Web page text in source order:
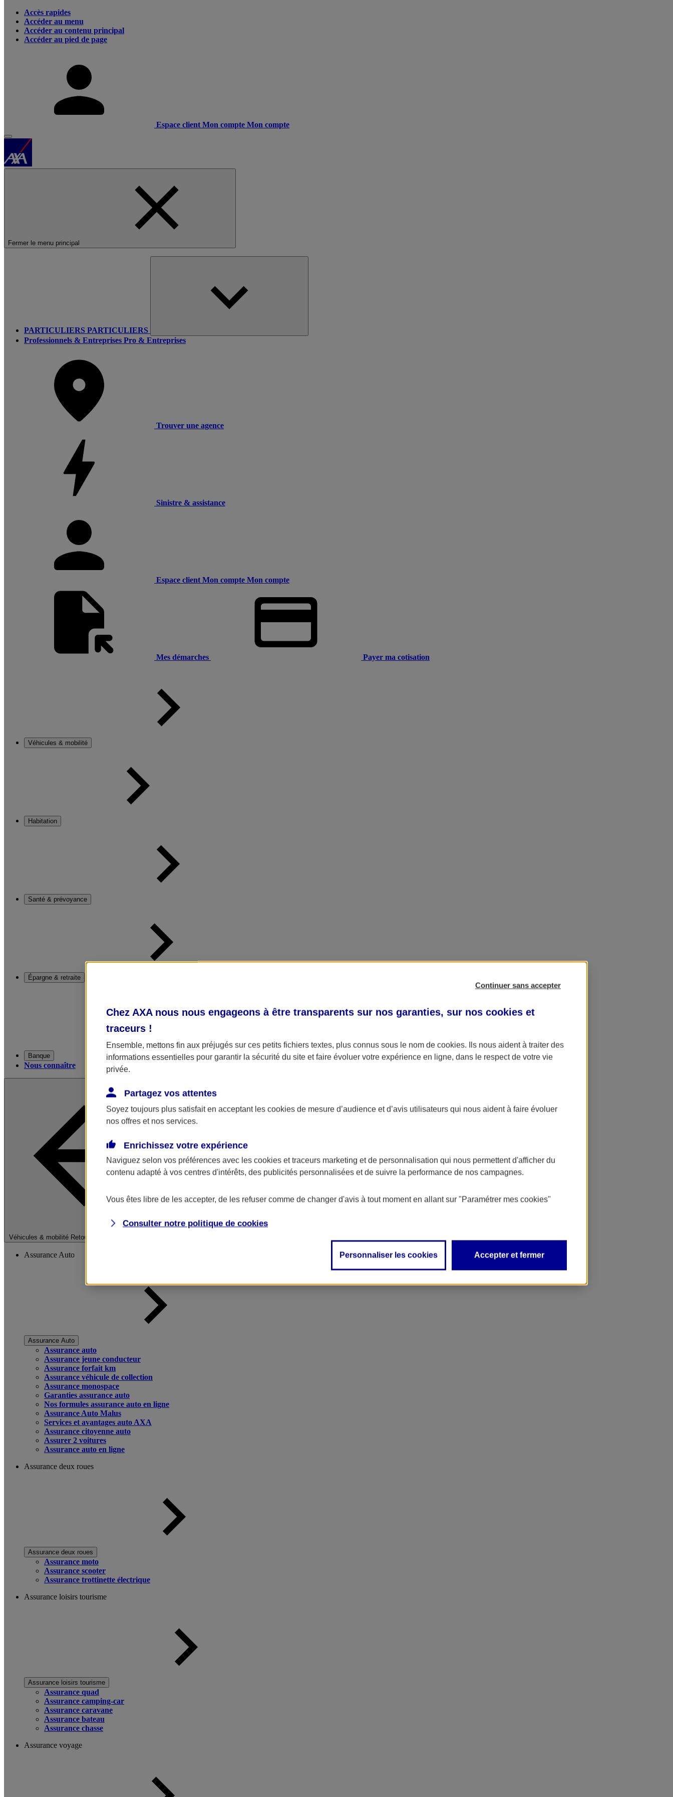
Accès rapides
Accéder au menu
Accéder au contenu principal
Accéder au pied de page
Espace client Mon compte Mon compte
Fermer le menu principal
PARTICULIERS PARTICULIERS
Professionnels & Entreprises Pro & Entreprises
Trouver une agence
Sinistre & assistance
Espace client Mon compte Mon compte
Mes démarches Payer ma cotisation
Véhicules & mobilité
Habitation
Santé & prévoyance
Épargne & retraite
Banque
Nous connaître
Véhicules & mobilité Retour à la section précédente
Fermer le menu principal
Assurance Auto
Assurance Auto
Assurance auto
Assurance jeune conducteur
Assurance forfait km
Assurance véhicule de collection
Assurance monospace
Garanties assurance auto
Nos formules assurance auto en ligne
Assurance Auto Malus
Services et avantages auto AXA
Assurance citoyenne auto
Assurer 2 voitures
Assurance auto en ligne
Assurance deux roues
Assurance deux roues
Assurance moto
Assurance scooter
Assurance trottinette électrique
Assurance loisirs tourisme
Assurance loisirs tourisme
Assurance quad
Assurance camping-car
Assurance caravane
Assurance bateau
Assurance chasse
Assurance voyage
Continuer sans accepter
Chez AXA nous nous engageons à être transparents sur nos garanties, sur nos cookies et
traceurs !
Ensemble, mettons fin aux préjugés sur ces petits fichiers textes, plus connus sous le nom de cookies. Ils nous aident à traiter des
informations essentielles pour garantir la sécurité du site et faire évoluer votre expérience en ligne, dans le respect de votre vie
privée.
Partagez vos attentes
Soyez toujours plus satisfait en acceptant les cookies de mesure d’audience et d’avis utilisateurs qui nous aident à faire évoluer
nos offres et nos services.
Enrichissez votre expérience
Naviguez selon vos préférences avec les cookies et traceurs marketing et de personnalisation qui nous permettent d'afficher du
contenu adapté à vos centres d'intérêts, des publicités personnalisées et de suivre la performance de nos campagnes.
Vous êtes libre de les accepter, de les refuser comme de changer d'avis à tout moment en allant sur "Paramétrer mes cookies"
Consulter notre politique de cookies
Personnaliser les cookies Accepter et fermer